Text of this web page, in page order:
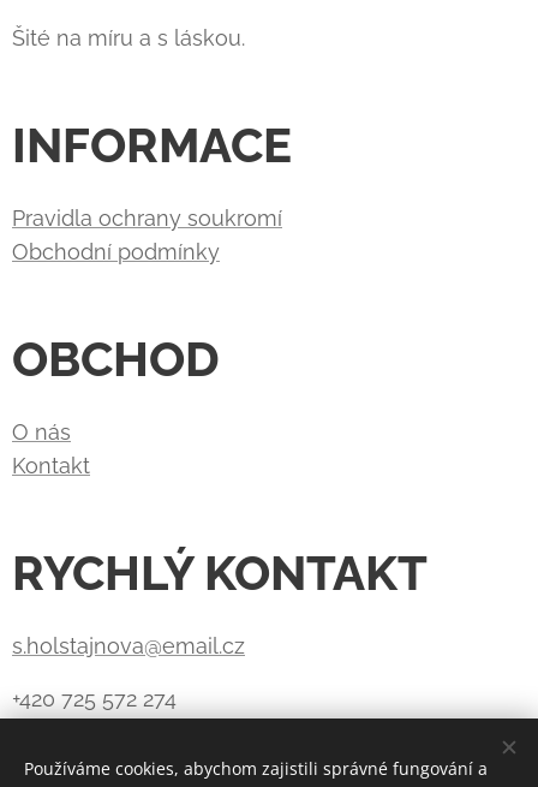
Šité na míru a s láskou.
INFORMACE
Pravidla ochrany soukromí
Obchodní podmínky
OBCHOD
O nás
Kontakt
RYCHLÝ KONTAKT
s.holstajnova@email.cz
+420 725 572 274
Používáme cookies, abychom zajistili správné fungování a